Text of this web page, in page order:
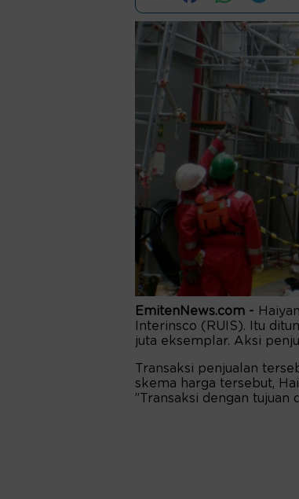
EmitenNews.com -
Interinsco (RUIS). Itu
juta eksemplar. Aksi
Transaksi penjualan
skema harga tersebut,
”Transaksi dengan tujuan